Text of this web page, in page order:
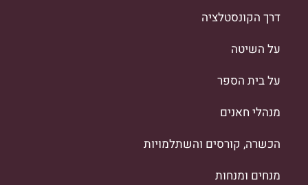
דרך הקונסטלציה
על השיטה
על בית הספר
מנהלי חאנים
הכשרה, קורסים והשתלמויות
מנחים ומנחות